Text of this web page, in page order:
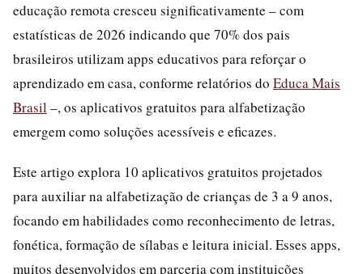
educação remota cresceu significativamente – com
estatísticas de 2026 indicando que 70% dos pais
brasileiros utilizam apps educativos para reforçar o
aprendizado em casa, conforme relatórios do Educa Mais
Brasil –, os aplicativos gratuitos para alfabetização
emergem como soluções acessíveis e eficazes.
Este artigo explora 10 aplicativos gratuitos projetados
para auxiliar na alfabetização de crianças de 3 a 9 anos,
focando em habilidades como reconhecimento de letras,
fonética, formação de sílabas e leitura inicial. Esses apps,
muitos desenvolvidos em parceria com instituições